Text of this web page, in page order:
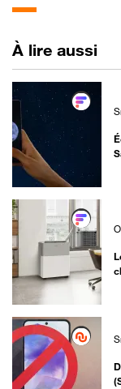
À lire aussi